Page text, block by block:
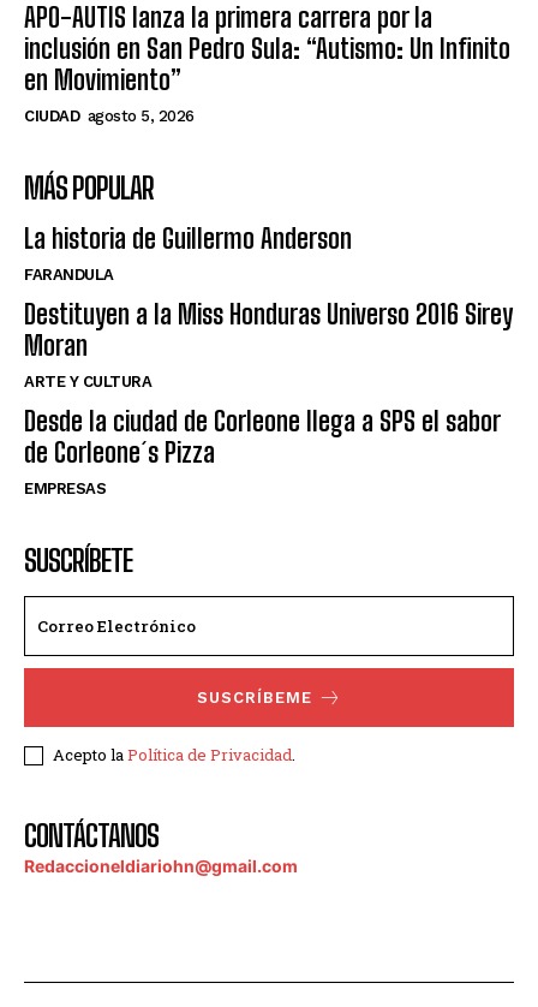
APO-AUTIS lanza la primera carrera por la
inclusión en San Pedro Sula: “Autismo: Un Infinito
en Movimiento”
CIUDAD agosto 5, 2026
MÁS POPULAR
La historia de Guillermo Anderson
FARANDULA
Destituyen a la Miss Honduras Universo 2016 Sirey
Moran
ARTE Y CULTURA
Desde la ciudad de Corleone llega a SPS el sabor
de Corleone´s Pizza
EMPRESAS
SUSCRÍBETE
SUSCRÍBEME
Acepto laPolítica de Privacidad.
CONTÁCTANOS
Redaccioneldiariohn@gmail.com